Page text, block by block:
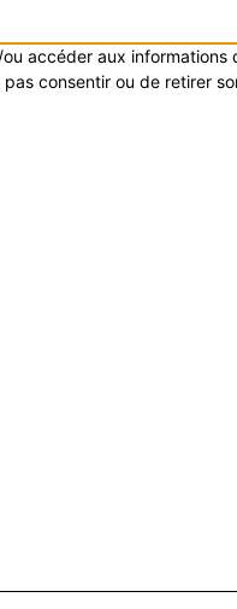
accéder aux
consentir ou de retirer